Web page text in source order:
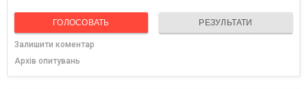
ГОЛОСОВАТЬ РЕЗУЛЬТАТИ
Залишити коментар
Архів опитувань